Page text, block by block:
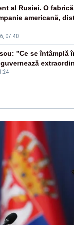
07:40
al Rusiei. O
americană,
”Ce se întâmplă